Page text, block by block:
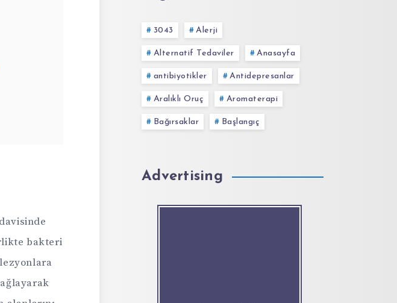
bakteri
3043 Alerji
Alternatif Tedaviler Anasayfa
antibiyotikler Antidepresanlar
Aralıklı Oruç Aromaterapi
Bağırsaklar Başlangıç
Advertising